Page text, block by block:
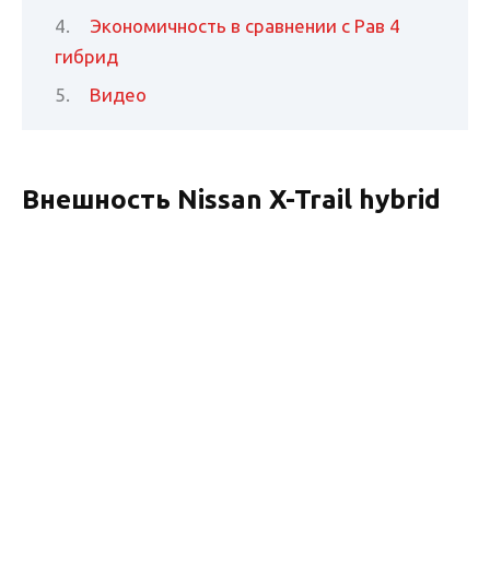
Экономичность в сравнении с Рав 4
гибрид
Видео
Внешность Nissan X-Trail hybrid